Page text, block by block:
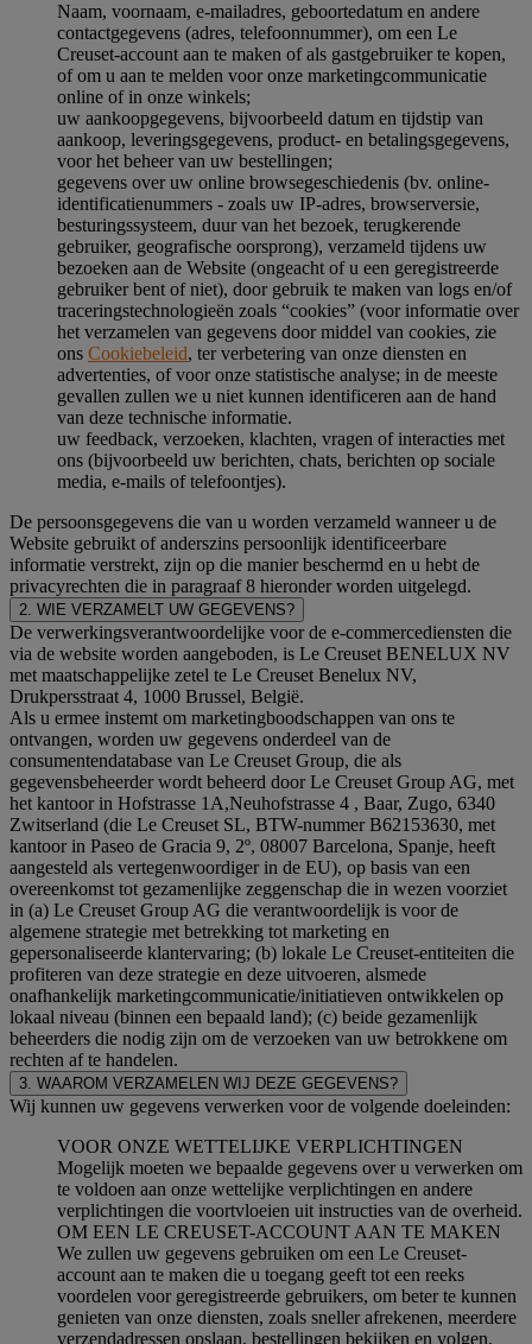
Naam, voornaam, e-mailadres, geboortedatum en andere
contactgegevens (adres, telefoonnummer), om een Le
Creuset-account aan te maken of als gastgebruiker te kopen,
of om u aan te melden voor onze marketingcommunicatie
online of in onze winkels;
uw aankoopgegevens, bijvoorbeeld datum en tijdstip van
aankoop, leveringsgegevens, product- en betalingsgegevens,
voor het beheer van uw bestellingen;
gegevens over uw online browsegeschiedenis (bv. online-
identificatienummers - zoals uw IP-adres, browserversie,
besturingssysteem, duur van het bezoek, terugkerende
gebruiker, geografische oorsprong), verzameld tijdens uw
bezoeken aan de Website (ongeacht of u een geregistreerde
gebruiker bent of niet), door gebruik te maken van logs en/of
traceringstechnologieën zoals “cookies” (voor informatie over
het verzamelen van gegevens door middel van cookies, zie
ons Cookiebeleid, ter verbetering van onze diensten en
advertenties, of voor onze statistische analyse; in de meeste
gevallen zullen we u niet kunnen identificeren aan de hand
van deze technische informatie.
uw feedback, verzoeken, klachten, vragen of interacties met
ons (bijvoorbeeld uw berichten, chats, berichten op sociale
media, e-mails of telefoontjes).
De persoonsgegevens die van u worden verzameld wanneer u de
Website gebruikt of anderszins persoonlijk identificeerbare
informatie verstrekt, zijn op die manier beschermd en u hebt de
privacyrechten die in paragraaf 8 hieronder worden uitgelegd.
2. WIE VERZAMELT UW GEGEVENS?
De verwerkingsverantwoordelijke voor de e-commercediensten die
via de website worden aangeboden, is Le Creuset BENELUX NV
met maatschappelijke zetel te Le Creuset Benelux NV,
Drukpersstraat 4, 1000 Brussel, België.
Als u ermee instemt om marketingboodschappen van ons te
ontvangen, worden uw gegevens onderdeel van de
consumentendatabase van Le Creuset Group, die als
gegevensbeheerder wordt beheerd door Le Creuset Group AG, met
het kantoor in Hofstrasse 1A,Neuhofstrasse 4 , Baar, Zugo, 6340
Zwitserland (die Le Creuset SL, BTW-nummer B62153630, met
kantoor in Paseo de Gracia 9, 2º, 08007 Barcelona, Spanje, heeft
aangesteld als vertegenwoordiger in de EU), op basis van een
overeenkomst tot gezamenlijke zeggenschap die in wezen voorziet
in (a) Le Creuset Group AG die verantwoordelijk is voor de
algemene strategie met betrekking tot marketing en
gepersonaliseerde klantervaring; (b) lokale Le Creuset-entiteiten die
profiteren van deze strategie en deze uitvoeren, alsmede
onafhankelijk marketingcommunicatie/initiatieven ontwikkelen op
lokaal niveau (binnen een bepaald land); (c) beide gezamenlijk
beheerders die nodig zijn om de verzoeken van uw betrokkene om
rechten af te handelen.
3. WAAROM VERZAMELEN WIJ DEZE GEGEVENS?
Wij kunnen uw gegevens verwerken voor de volgende doeleinden:
VOOR ONZE WETTELIJKE VERPLICHTINGEN
Mogelijk moeten we bepaalde gegevens over u verwerken om
te voldoen aan onze wettelijke verplichtingen en andere
verplichtingen die voortvloeien uit instructies van de overheid.
OM EEN LE CREUSET-ACCOUNT AAN TE MAKEN
We zullen uw gegevens gebruiken om een Le Creuset-
account aan te maken die u toegang geeft tot een reeks
voordelen voor geregistreerde gebruikers, om beter te kunnen
genieten van onze diensten, zoals sneller afrekenen, meerdere
verzendadressen opslaan, bestellingen bekijken en volgen.